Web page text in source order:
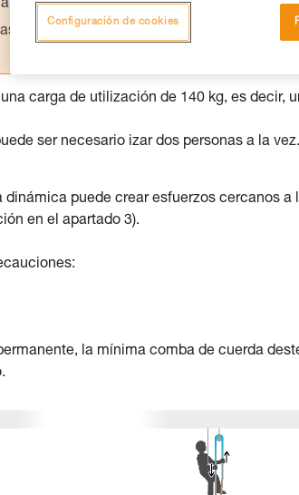
autónoma.
relacionadas con su actividad. Pueden
carga de utilización de 140 kg, es decir,
ser necesario izar dos personas a la
puede crear esfuerzos cercanos a
en el apartado 3).
la mínima comba de cuerda
Configuración de cookies